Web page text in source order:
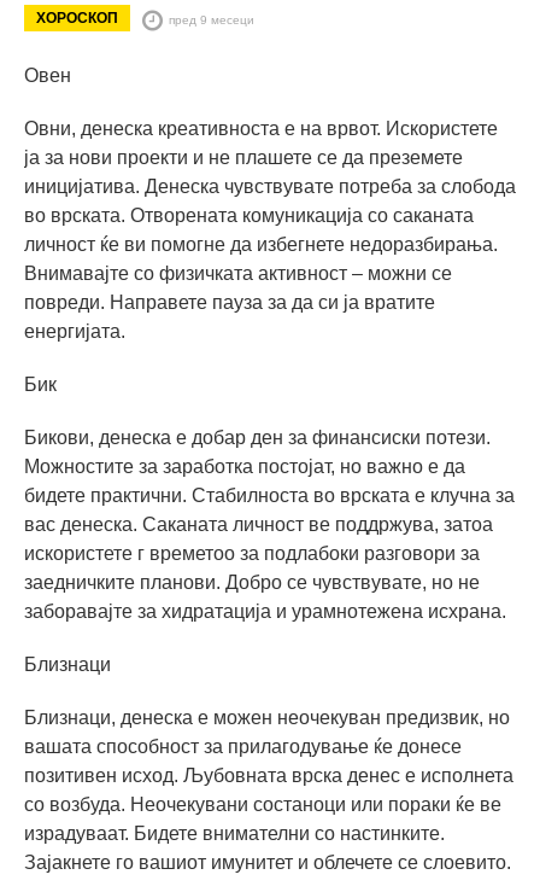
ХОРОСКОП пред 9 месеци
Овен
Овни, денеска креативноста е на врвот. Искористете
ја за нови проекти и не плашете се да преземете
иницијатива. Денеска чувствувате потреба за слобода
во врската. Отворената комуникација со саканата
личност ќе ви помогне да избегнете недоразбирања.
Внимавајте со физичката активност – можни се
повреди. Направете пауза за да си ја вратите
енергијата.
Бик
Бикови, денеска е добар ден за финансиски потези.
Можностите за заработка постојат, но важно е да
бидете практични. Стабилноста во врската е клучна за
вас денеска. Саканата личност ве поддржува, затоа
искористете г времетоо за подлабоки разговори за
заедничките планови. Добро се чувствувате, но не
заборавајте за хидратација и урамнотежена исхрана.
Близнаци
Близнаци, денеска е можен неочекуван предизвик, но
вашата способност за прилагодување ќе донесе
позитивен исход. Љубовната врска денес е исполнета
со возбуда. Неочекувани состаноци или пораки ќе ве
израдуваат. Бидете внимателни со настинките.
Зајакнете го вашиот имунитет и облечете се слоевито.